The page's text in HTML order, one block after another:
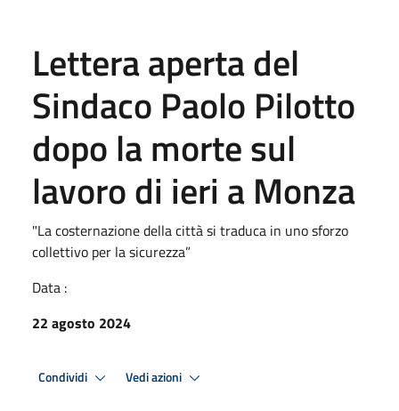
Lettera aperta del
Sindaco Paolo Pilotto
dopo la morte sul
lavoro di ieri a Monza
"La costernazione della città si traduca in uno sforzo
collettivo per la sicurezza”
Data :
22 agosto 2024
Condividi Vedi azioni